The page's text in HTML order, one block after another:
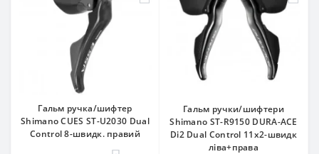
Гальм ручка/шифтер
Shimano CUES ST-U2030 Dual
Control 8-швидк. правий
Гальм ручки/шифтери
Shimano ST-R9150 DURA-ACE
Di2 Dual Control 11x2-швидк
ліва+права